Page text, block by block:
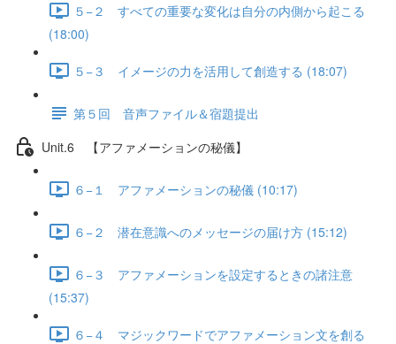
５−２ すべての重要な変化は自分の内側から起こる
(18:00)
５−３ イメージの力を活用して創造する (18:07)
第５回 音声ファイル＆宿題提出
Unit.6 【アファメーションの秘儀】
６−１ アファメーションの秘儀 (10:17)
６−２ 潜在意識へのメッセージの届け方 (15:12)
６−３ アファメーションを設定するときの諸注意
(15:37)
６−４ マジックワードでアファメーション文を創る